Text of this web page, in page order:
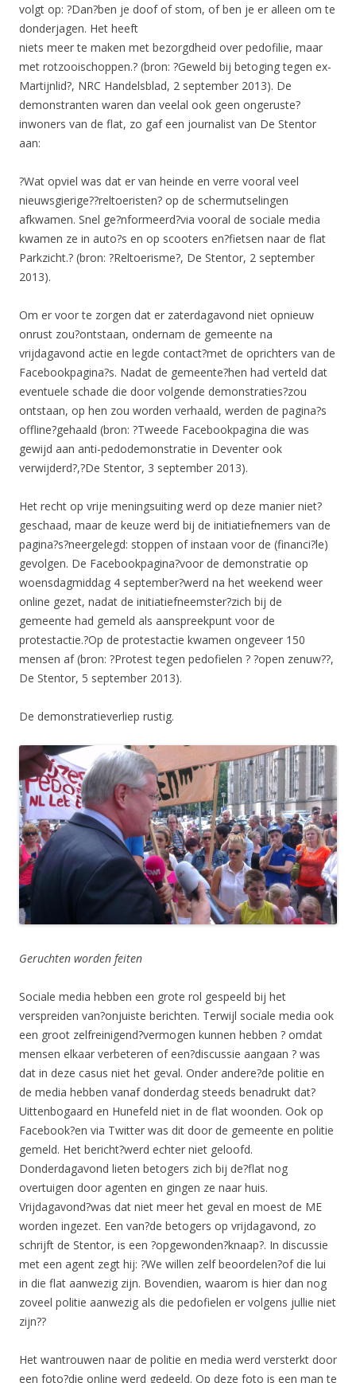
volgt op: ?Dan?ben je doof of stom, of ben je er alleen om te
donderjagen. Het heeft
niets meer te maken met bezorgdheid over pedofilie, maar
met rotzooischoppen.? (bron: ?Geweld bij betoging tegen ex-
Martijnlid?, NRC Handelsblad, 2 september 2013). De
demonstranten waren dan veelal ook geen ongeruste?
inwoners van de flat, zo gaf een journalist van De Stentor
aan:
?Wat opviel was dat er van heinde en verre vooral veel
nieuwsgierige??reltoeristen? op de schermutselingen
afkwamen. Snel ge?nformeerd?via vooral de sociale media
kwamen ze in auto?s en op scooters en?fietsen naar de flat
Parkzicht.? (bron: ?Reltoerisme?, De Stentor, 2 september
2013).
Om er voor te zorgen dat er zaterdagavond niet opnieuw
onrust zou?ontstaan, ondernam de gemeente na
vrijdagavond actie en legde contact?met de oprichters van de
Facebookpagina?s. Nadat de gemeente?hen had verteld dat
eventuele schade die door volgende demonstraties?zou
ontstaan, op hen zou worden verhaald, werden de pagina?s
offline?gehaald (bron: ?Tweede Facebookpagina die was
gewijd aan anti-pedodemonstratie in Deventer ook
verwijderd?,?De Stentor, 3 september 2013).
Het recht op vrije meningsuiting werd op deze manier niet?
geschaad, maar de keuze werd bij de initiatiefnemers van de
pagina?s?neergelegd: stoppen of instaan voor de (financi?le)
gevolgen. De Facebookpagina?voor de demonstratie op
woensdagmiddag 4 september?werd na het weekend weer
online gezet, nadat de initiatiefneemster?zich bij de
gemeente had gemeld als aanspreekpunt voor de
protestactie.?Op de protestactie kwamen ongeveer 150
mensen af (bron: ?Protest tegen pedofielen ? ?open zenuw??,
De Stentor, 5 september 2013).
De demonstratieverliep rustig.
Geruchten worden feiten
Sociale media hebben een grote rol gespeeld bij het
verspreiden van?onjuiste berichten. Terwijl sociale media ook
een groot zelfreinigend?vermogen kunnen hebben ? omdat
mensen elkaar verbeteren of een?discussie aangaan ? was
dat in deze casus niet het geval. Onder andere?de politie en
de media hebben vanaf donderdag steeds benadrukt dat?
Uittenbogaard en Hunefeld niet in de flat woonden. Ook op
Facebook?en via Twitter was dit door de gemeente en politie
gemeld. Het bericht?werd echter niet geloofd.
Donderdagavond lieten betogers zich bij de?flat nog
overtuigen door agenten en gingen ze naar huis.
Vrijdagavond?was dat niet meer het geval en moest de ME
worden ingezet. Een van?de betogers op vrijdagavond, zo
schrijft de Stentor, is een ?opgewonden?knaap?. In discussie
met een agent zegt hij: ?We willen zelf beoordelen?of die lui
in die flat aanwezig zijn. Bovendien, waarom is hier dan nog
zoveel politie aanwezig als die pedofielen er volgens jullie niet
zijn??
Het wantrouwen naar de politie en media werd versterkt door
een foto?die online werd gedeeld. Op deze foto is een man te